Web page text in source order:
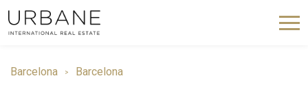
Barcelona Barcelona